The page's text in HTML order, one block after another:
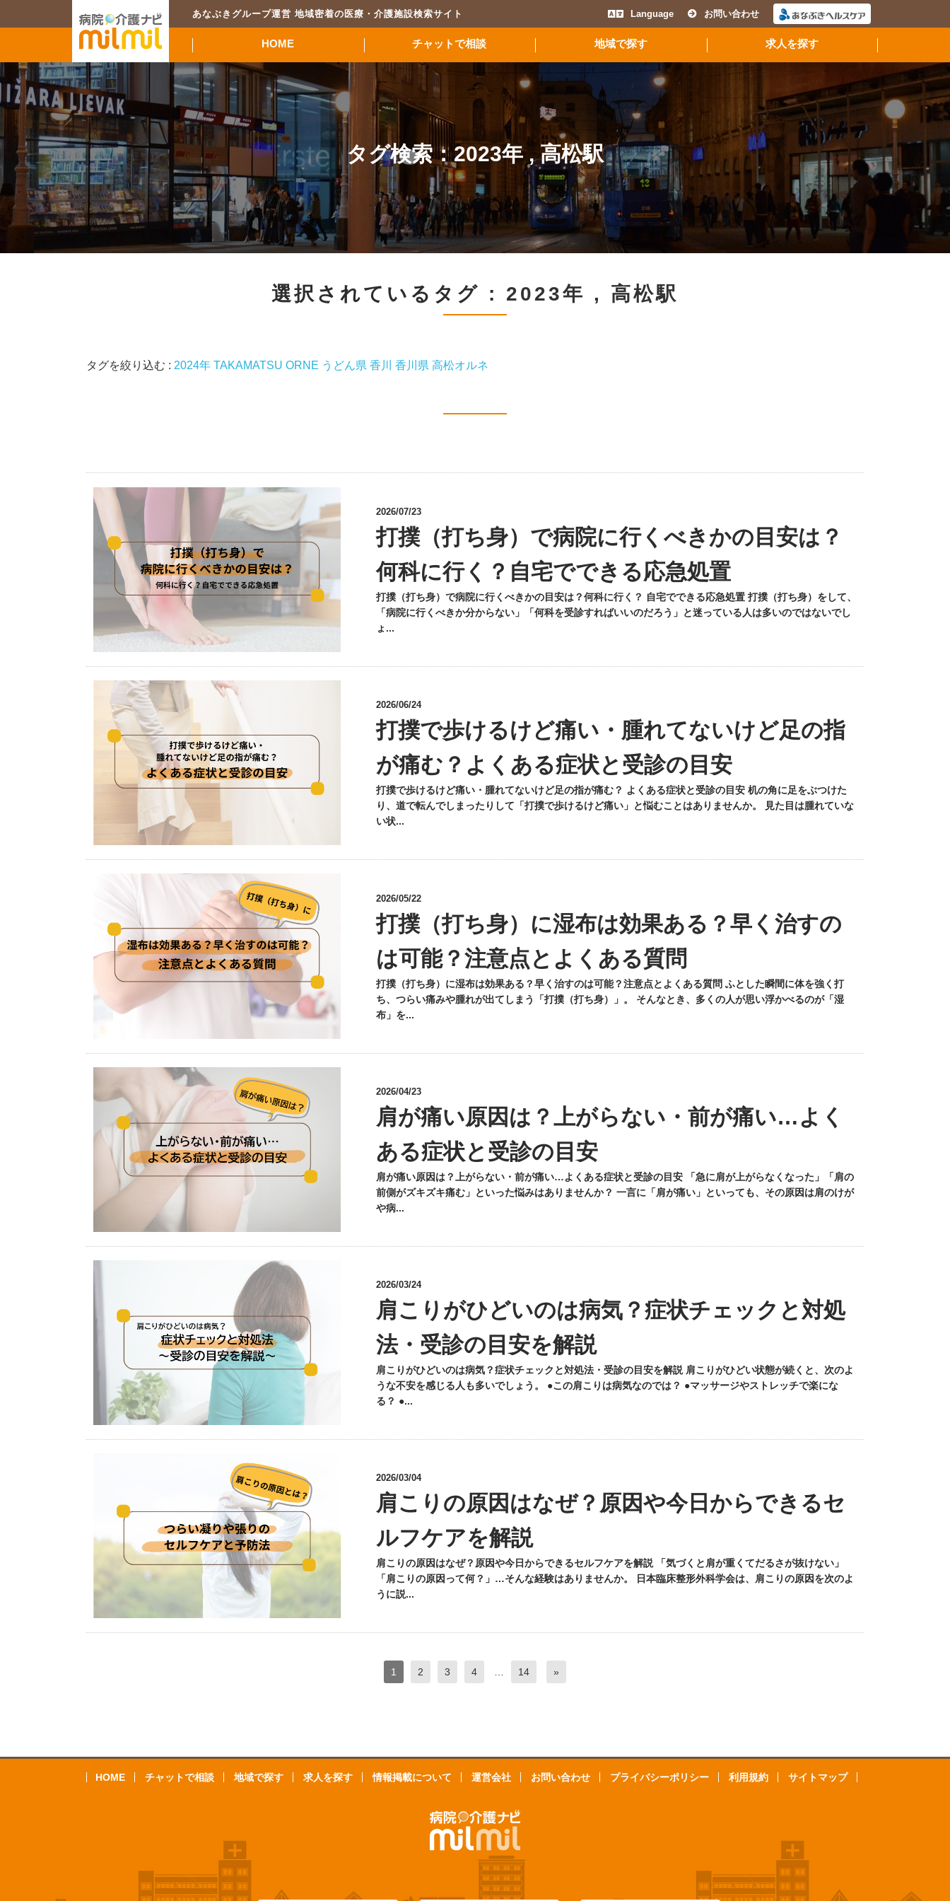
あなぶきグループ運営 地域密着の医療・介護施設検索サイト Language お問い合わせ
HOME チャットで相談 地域で探す 求人を探す
タグ検索：2023年,高松駅
選択されているタグ : 2023年 , 高松駅
タグを絞り込む : 2024年 TAKAMATSU ORNE うどん県 香川 香川県 高松オルネ
2026/07/23
打撲（打ち身）で病院に行くべきかの目安は？
何科に行く？自宅でできる応急処置
打撲（打ち身）で病院に行くべきかの目安は？何科に行く？ 自宅でできる応急処置 打撲（打ち身）をして、
「病院に行くべきか分からない」「何科を受診すればいいのだろう」と迷っている人は多いのではないでし
ょ...
2026/06/24
打撲で歩けるけど痛い・腫れてないけど足の指
が痛む？よくある症状と受診の目安
打撲で歩けるけど痛い・腫れてないけど足の指が痛む？ よくある症状と受診の目安 机の角に足をぶつけた
り、道で転んでしまったりして「打撲で歩けるけど痛い」と悩むことはありませんか。 見た目は腫れていな
い状...
2026/05/22
打撲（打ち身）に湿布は効果ある？早く治すの
は可能？注意点とよくある質問
打撲（打ち身）に湿布は効果ある？早く治すのは可能？注意点とよくある質問 ふとした瞬間に体を強く打
ち、つらい痛みや腫れが出てしまう「打撲（打ち身）」。 そんなとき、多くの人が思い浮かべるのが「湿
布」を...
2026/04/23
肩が痛い原因は？上がらない・前が痛い…よく
ある症状と受診の目安
肩が痛い原因は？上がらない・前が痛い…よくある症状と受診の目安 「急に肩が上がらなくなった」「肩の
前側がズキズキ痛む」といった悩みはありませんか？ 一言に「肩が痛い」といっても、その原因は肩のけが
や病...
2026/03/24
肩こりがひどいのは病気？症状チェックと対処
法・受診の目安を解説
肩こりがひどいのは病気？症状チェックと対処法・受診の目安を解説 肩こりがひどい状態が続くと、次のよ
うな不安を感じる人も多いでしょう。 ●この肩こりは病気なのでは？ ●マッサージやストレッチで楽にな
る？ ●...
2026/03/04
肩こりの原因はなぜ？原因や今日からできるセ
ルフケアを解説
肩こりの原因はなぜ？原因や今日からできるセルフケアを解説 「気づくと肩が重くてだるさが抜けない」
「肩こりの原因って何？」…そんな経験はありませんか。 日本臨床整形外科学会は、肩こりの原因を次のよ
うに説...
1 2 3 4 … 14 »
HOME チャットで相談 地域で探す 求人を探す 情報掲載について 運営会社 お問い合わせ プライバシーポリシー 利用規約 サイトマップ